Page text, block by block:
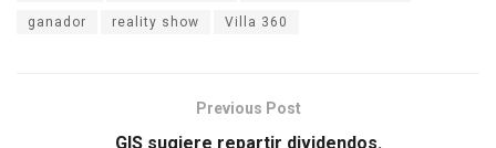
ganador reality show Villa 360
Previous Post
GIS sugiere repartir dividendos.